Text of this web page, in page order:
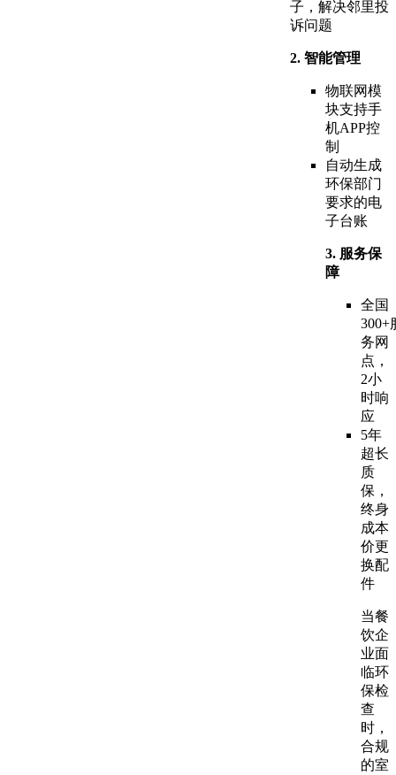
子，解决邻里投
诉问题
2. 智能管理
物联网模
块支持手
机APP控
制
自动生成
环保部门
要求的电
子台账
3. 服务保
障
全国
300+
务网
点，
2小
时响
应
5年
超长
质
保，
终身
成本
价更
换配
件
当餐
饮企
业面
临环
保检
查
时，
合规
的室